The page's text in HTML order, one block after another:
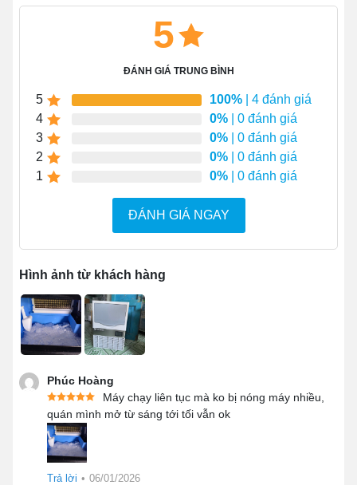
thiện với môi trường.
giúp làm lạnh sâu, tiết kiệm chi phí.
Bảng điều khiển
cảm ứng LCDthao tác cực tiện
lợi.
Trang bị hệ thống lọc nước đảm bảo đá sạch, tinh
khiết.
Đặc điểm nổi bật của máy làm đá viên 50kg
Máy làm đá viên 50kg phù hợp với
quy mô nào?
5
ĐÁNH GIÁ TRUNG BÌNH
5 100% | 4 đánh giá
4
0% | 0 đánh giá
3
0% | 0 đánh giá
2
0% | 0 đánh giá
1
0% | 0 đánh giá
ĐÁNH GIÁ NGAY
Hình ảnh từ khách hàng
Phúc Hoàng
Máy chạy liên tục mà ko bị nóng máy nhiều,
quán mình mở từ sáng tới tối vẫn ok
Trả lời • 06/01/2026